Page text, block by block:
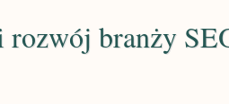
rozwój branży